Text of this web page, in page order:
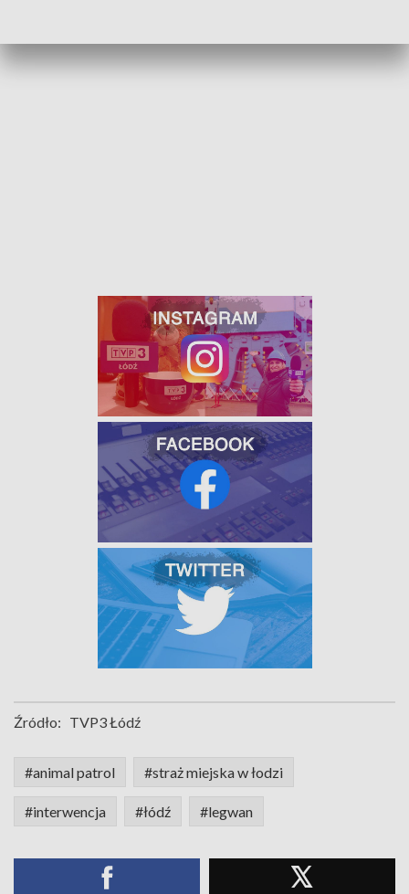
Źródło: TVP3 Łódź
#animal patrol #straż miejska w łodzi
#interwencja #łódź #legwan